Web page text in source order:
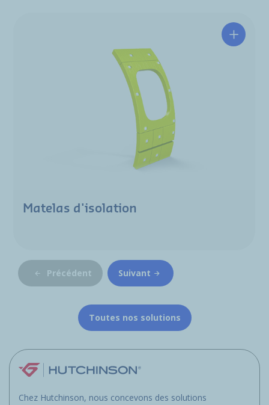
Matelas d'isolation
Précédent Suivant
Toutes nos solutions
Chez Hutchinson, nous concevons des solutions